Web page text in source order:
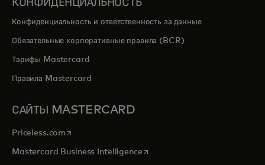
КОНФИДЕНЦИАЛЬНОСТЬ
Конфиденциальность и ответственность за данные
Обязательные корпоративные правила (BCR)
Тарифы Mastercard
Правила Mastercard
САЙТЫ MASTERCARD
Priceless.com opens in a new tab
Mastercard Business Intelligenceopens in a new tab